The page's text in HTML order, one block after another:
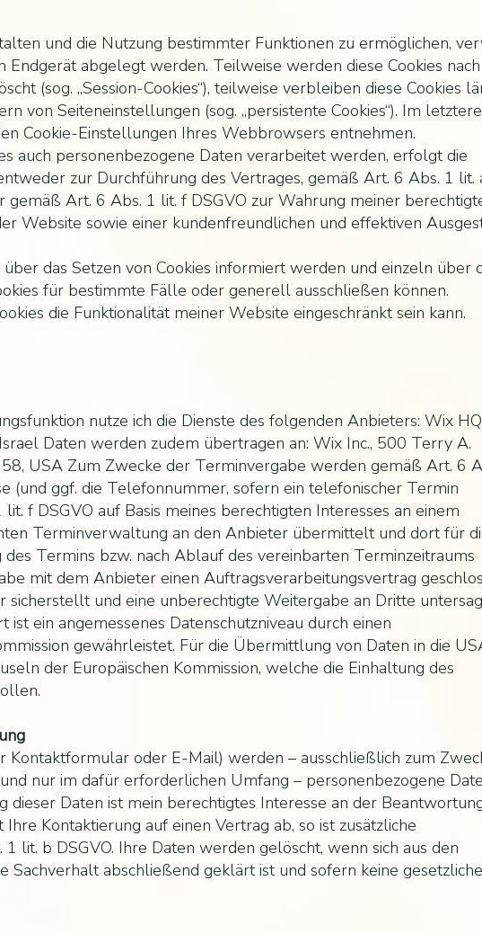
und die Nutzung bestimmter Funktionen zu ermöglichen,
Endgerät abgelegt werden. Teilweise werden diese Cookies nach
(sog. „Session-Cookies“), teilweise verbleiben diese Cookies
von Seiteneinstellungen (sog. „persistente Cookies“). Im
Cookie-Einstellungen Ihres Webbrowsers entnehmen.
auch personenbezogene Daten verarbeitet werden, erfolgt die
zur Durchführung des Vertrages, gemäß Art. 6 Abs. 1 lit.
Art. 6 Abs. 1 lit. f DSGVO zur Wahrung meiner
Website sowie einer kundenfreundlichen und effektiven
das Setzen von Cookies informiert werden und einzeln über
für bestimmte Fälle oder generell ausschließen können.
die Funktionalität meiner Website eingeschränkt sein kann.
nutze ich die Dienste des folgenden Anbieters: Wix
Daten werden zudem übertragen an: Wix Inc., 500 Terry A.
USA Zum Zwecke der Terminvergabe werden gemäß Art. 6
(und ggf. die Telefonnummer, sofern ein telefonischer Termin
f DSGVO auf Basis meines berechtigten Interesses an einem
Terminverwaltung an den Anbieter übermittelt und dort für
Termins bzw. nach Ablauf des vereinbarten Terminzeitraums
mit dem Anbieter einen Auftragsverarbeitungsvertrag
sicherstellt und eine unberechtigte Weitergabe an Dritte
ein angemessenes Datenschutzniveau durch einen
gewährleistet. Für die Übermittlung von Daten in die
der Europäischen Kommission, welche die Einhaltung des
Kontaktformular oder E-Mail) werden – ausschließlich zum
nur im dafür erforderlichen Umfang – personenbezogene
Daten ist mein berechtigtes Interesse an der
Kontaktierung auf einen Vertrag ab, so ist zusätzliche
lit. b DSGVO. Ihre Daten werden gelöscht, wenn sich aus den
abschließend geklärt ist und sofern keine